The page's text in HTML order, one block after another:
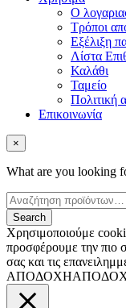
Ο
Τρόποι
Εξέλιξη
Λίστα
Καλάθι
Ταμείο
Πολιτική
Επικοινωνία
×
What are you looking
Χρησιμοποιούμε
προσφέρουμε την πιο
σας και τις
ΑΠΟΔΟΧΗ